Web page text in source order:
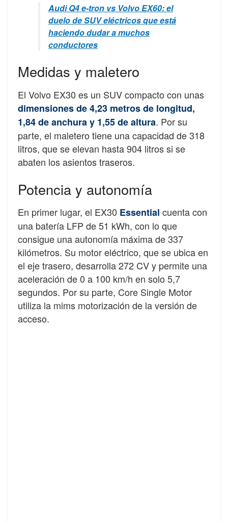
Audi Q4 e-tron vs Volvo EX60: el
duelo de SUV eléctricos que está
haciendo dudar a muchos
conductores
Medidas y maletero
El Volvo EX30 es un SUV compacto con unas
dimensiones de 4,23 metros de longitud,
1,84 de anchura y 1,55 de altura. Por su
parte, el maletero tiene una capacidad de 318
litros, que se elevan hasta 904 litros si se
abaten los asientos traseros.
Potencia y autonomía
En primer lugar, el EX30 Essential cuenta con
una batería LFP de 51 kWh, con lo que
consigue una autonomía máxima de 337
kilómetros. Su motor eléctrico, que se ubica en
el eje trasero, desarrolla 272 CV y permite una
aceleración de 0 a 100 km/h en solo 5,7
segundos. Por su parte, Core Single Motor
utiliza la mims motorización de la versión de
acceso.